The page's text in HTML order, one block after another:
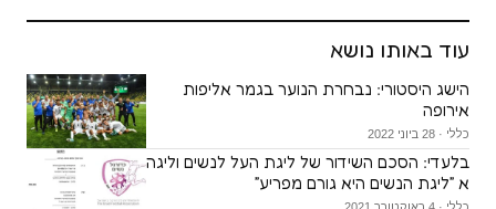
עוד באותו נושא
הישג היסטורי: נבחרת הנוער בגמר אליפות
אירופה
כללי · 28 ביוני 2022
בלעדי: הסכם השידור של ליגת העל לנשים וליגה
א ״ליגת הנשים היא גורם מפריע״